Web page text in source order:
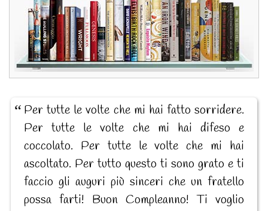
Per tutte le volte che mi hai fatto sorridere.
Per tutte le volte che mi hai difeso e
coccolato. Per tutte le volte che mi hai
ascoltato. Per tutto questo ti sono grato e ti
faccio gli auguri più sinceri che un fratello
possa farti! Buon Compleanno! Ti voglio